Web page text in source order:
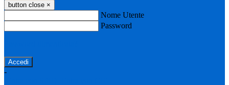
button close ×
Nome Utente
Password
-